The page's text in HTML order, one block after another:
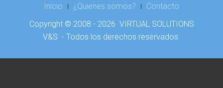
Inicio ¿Quienes somos?
Contacto
Copyright © 2008 - 2026 VIRTUAL SOLUTIONS
V&S - Todos los derechos reservados.